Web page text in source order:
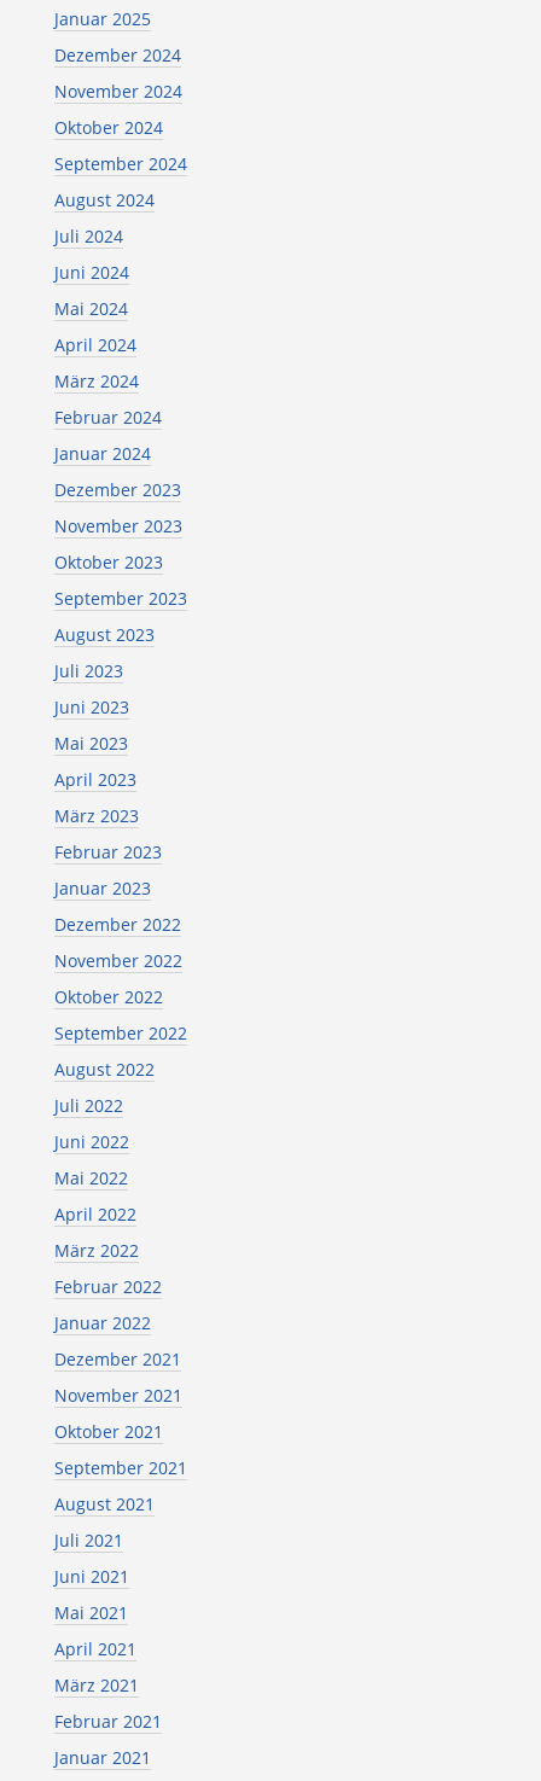
Januar 2025
Dezember 2024
November 2024
Oktober 2024
September 2024
August 2024
Juli 2024
Juni 2024
Mai 2024
April 2024
März 2024
Februar 2024
Januar 2024
Dezember 2023
November 2023
Oktober 2023
September 2023
August 2023
Juli 2023
Juni 2023
Mai 2023
April 2023
März 2023
Februar 2023
Januar 2023
Dezember 2022
November 2022
Oktober 2022
September 2022
August 2022
Juli 2022
Juni 2022
Mai 2022
April 2022
März 2022
Februar 2022
Januar 2022
Dezember 2021
November 2021
Oktober 2021
September 2021
August 2021
Juli 2021
Juni 2021
Mai 2021
April 2021
März 2021
Februar 2021
Januar 2021